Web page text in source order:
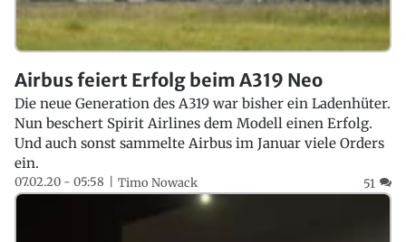
Airbus feiert Erfolg beim A319 Neo
Die neue Generation des A319 war bisher ein Ladenhüter.
Nun beschert Spirit Airlines dem Modell einen Erfolg.
Und auch sonst sammelte Airbus im Januar viele Orders
ein.
07.02.20 - 05:58 Timo Nowack 51